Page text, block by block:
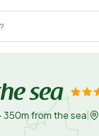
sea
from the sea